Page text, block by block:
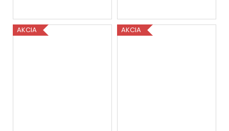
AKCIA AKCIA